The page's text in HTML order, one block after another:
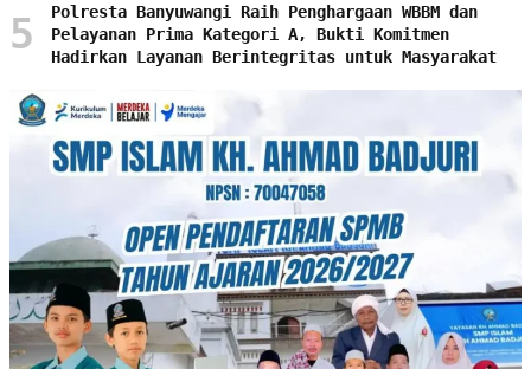
5
Polresta Banyuwangi Raih Penghargaan WBBM dan
Pelayanan Prima Kategori A, Bukti Komitmen
Hadirkan Layanan Berintegritas untuk Masyarakat